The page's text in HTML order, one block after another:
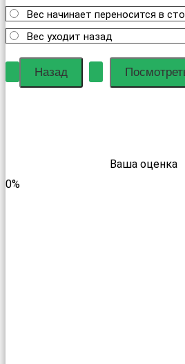
Вес начинает переносится в
Вес уходит назад
Ваша оценка
0%